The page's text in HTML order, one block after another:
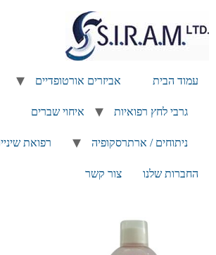
עמוד הבית אביזרים אורטופדיים
גרבי לחץ רפואיות איחוי שברים
ניתוחים / ארתרסקופיה רפואת
החברות שלנו צור קשר